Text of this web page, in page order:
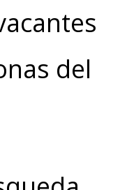
del